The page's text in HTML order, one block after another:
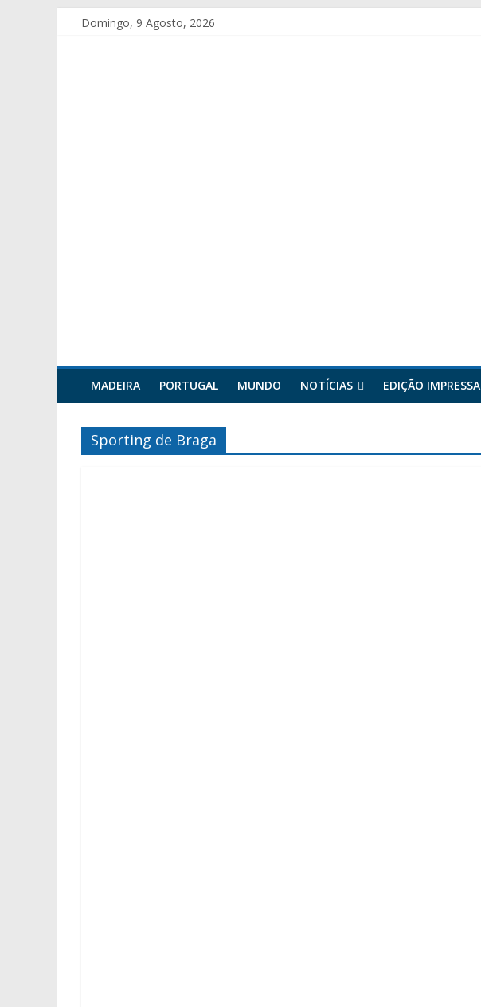
Domingo, 9 Agosto, 2026
MADEIRA PORTUGAL MUNDO NOTÍCIAS EDIÇÃO IMPRESSA
Sporting de Braga